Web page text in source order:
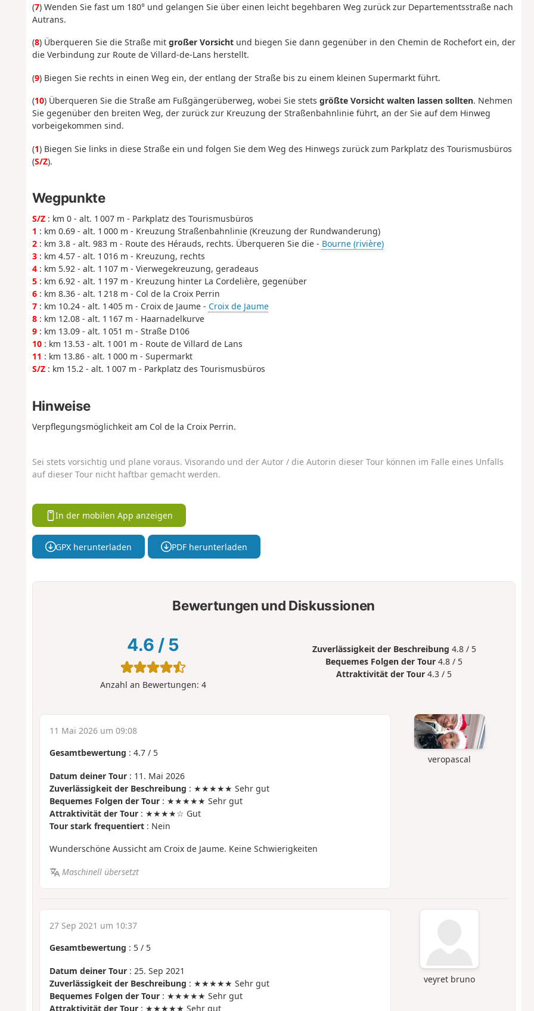
(7) Wenden Sie fast um 180° und gelangen Sie über einen leicht begehbaren Weg zurück zur Departementsstraße nach
Autrans.
(8) Überqueren Sie die Straße mit großer Vorsichtund biegen Sie dann gegenüber in den Chemin de Rochefort ein, der
die Verbindung zur Route de Villard-de-Lans herstellt.
(9) Biegen Sie rechts in einen Weg ein, der entlang der Straße bis zu einem kleinen Supermarkt führt.
(10) Überqueren Sie die Straße am Fußgängerüberweg, wobei Sie stets größte Vorsicht walten lassen sollten. Nehmen
Sie gegenüber den breiten Weg, der zurück zur Kreuzung der Straßenbahnlinie führt, an der Sie auf dem Hinweg
vorbeigekommen sind.
(1) Biegen Sie links in diese Straße ein und folgen Sie dem Weg des Hinwegs zurück zum Parkplatz des Tourismusbüros
(S/Z).
Wegpunkte
S/Z: km 0 - alt. 1 007 m - Parkplatz des Tourismusbüros
1 : km 0.69 - alt. 1 000 m - Kreuzung Straßenbahnlinie (Kreuzung der Rundwanderung)
2: km 3.8 - alt. 983 m - Route des Hérauds, rechts. Überqueren Sie die - Bourne (rivière)
3: km 4.57 - alt. 1 016 m - Kreuzung, rechts
4: km 5.92 - alt. 1 107 m - Vierwegekreuzung, geradeaus
5: km 6.92 - alt. 1 197 m - Kreuzung hinter La Cordelière, gegenüber
6: km 8.36 - alt. 1 218 m - Col de la Croix Perrin
7: km 10.24 - alt. 1 405 m - Croix de Jaume - Croix de Jaume
8: km 12.08 - alt. 1 167 m - Haarnadelkurve
9: km 13.09 - alt. 1 051 m - Straße D106
10: km 13.53 - alt. 1 001 m - Route de Villard de Lans
11 : km 13.86 - alt. 1 000 m - Supermarkt
S/Z: km 15.2 - alt. 1 007 m - Parkplatz des Tourismusbüros
Hinweise
Verpflegungsmöglichkeit am Col de la Croix Perrin.
Sei stets vorsichtig und plane voraus. Visorando und der Autor / die Autorin dieser Tour können im Falle eines Unfalls
auf dieser Tour nicht haftbar gemacht werden.
In der mobilen App anzeigen
GPX herunterladen PDF herunterladen
Bewertungen und Diskussionen
4.6 / 5
Anzahl an Bewertungen: 4
Zuverlässigkeit der Beschreibung 4.8 / 5
Bequemes Folgen der Tour 4.8 / 5
Attraktivität der Tour 4.3 / 5
veropascal
11 Mai 2026 um 09:08
Gesamtbewertung : 4.7/ 5
Datum deiner Tour: 11. Mai 2026
Zuverlässigkeit der Beschreibung : ★★★★★ Sehr gut
Bequemes Folgen der Tour: ★★★★★ Sehr gut
Attraktivität der Tour: ★★★★☆ Gut
Tour stark frequentiert: Nein
Wunderschöne Aussicht am Croix de Jaume. Keine Schwierigkeiten
Maschinell übersetzt
veyret bruno
27 Sep 2021 um 10:37
Gesamtbewertung : 5/ 5
Datum deiner Tour: 25. Sep 2021
Zuverlässigkeit der Beschreibung : ★★★★★ Sehr gut
Bequemes Folgen der Tour: ★★★★★ Sehr gut
Attraktivität der Tour: ★★★★★ Sehr gut